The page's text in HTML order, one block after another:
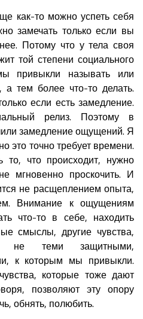
как-то можно успеть себя
замечать только если вы
Потому что у тела своя
той степени социального
привыкли называть или
а тем более что-то делать.
если есть замедление.
релиз. Поэтому в
замедление ощущений. Я
это точно требует времени.
то, что происходит, нужно
мгновенно проскочить. И
не расщеплением опыта,
Внимание к ощущениям
что-то в себе, находить
смыслы, другие чувства,
не теми защитными,
к которым мы привыкли.
которые тоже дают
позволяют эту опору
обнять, полюбить.